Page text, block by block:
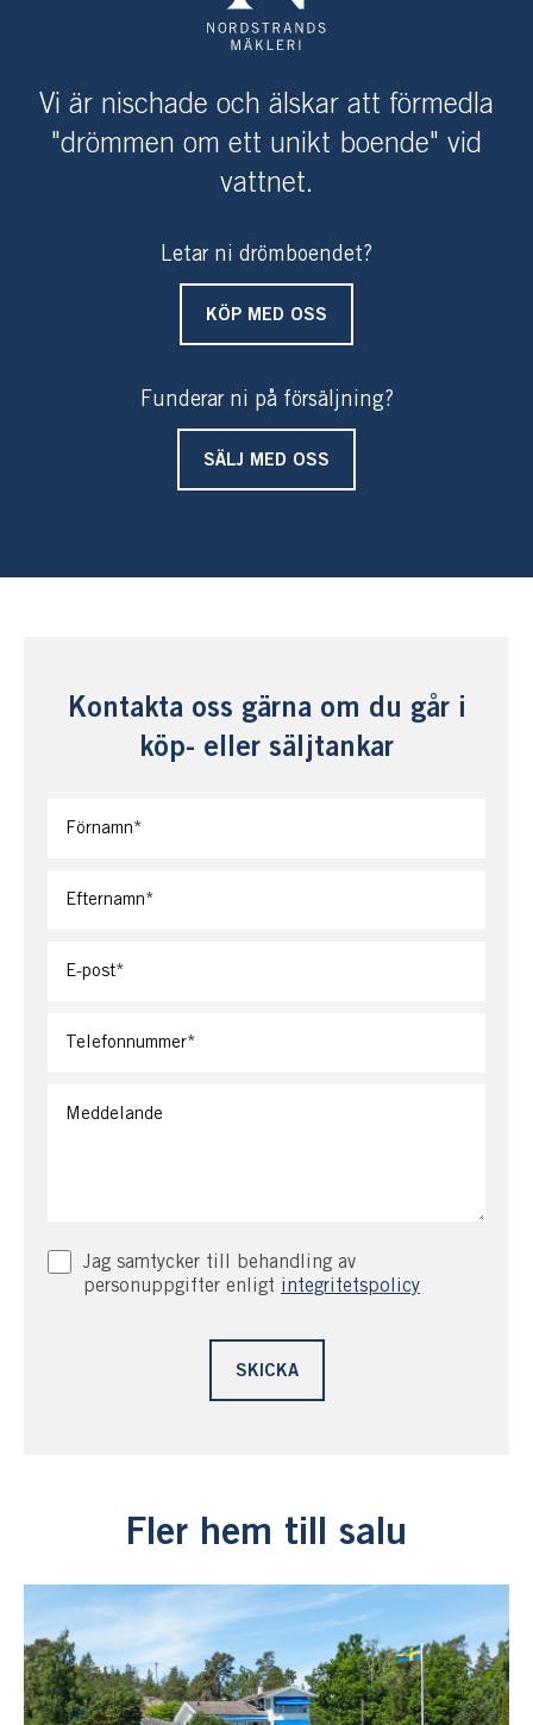
och via Kymendösund, där man hittar affär, krog och
Fjärdlång och Huvudskär.
rakt över fjärden.
sjöställe som inte lämnar något mer att önska!
Vi är nischade och älskar att förmedla
"drömmen om ett unikt boende" vid
vattnet.
Letar ni drömboendet?
KÖP MED OSS
Funderar ni på försäljning?
SÄLJ MED OSS
Kontakta oss gärna om du går i
köp- eller säljtankar
Jag samtycker till behandling av
personuppgifter enligt integritetspolicy
Fler hem till salu